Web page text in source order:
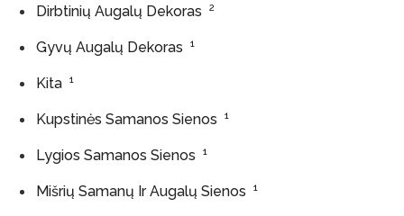
Dirbtinių Augalų Dekoras 2
Gyvų Augalų Dekoras 1
Kita 1
Kupstinės Samanos Sienos 1
Lygios Samanos Sienos 1
Mišrių Samanų Ir Augalų Sienos 1